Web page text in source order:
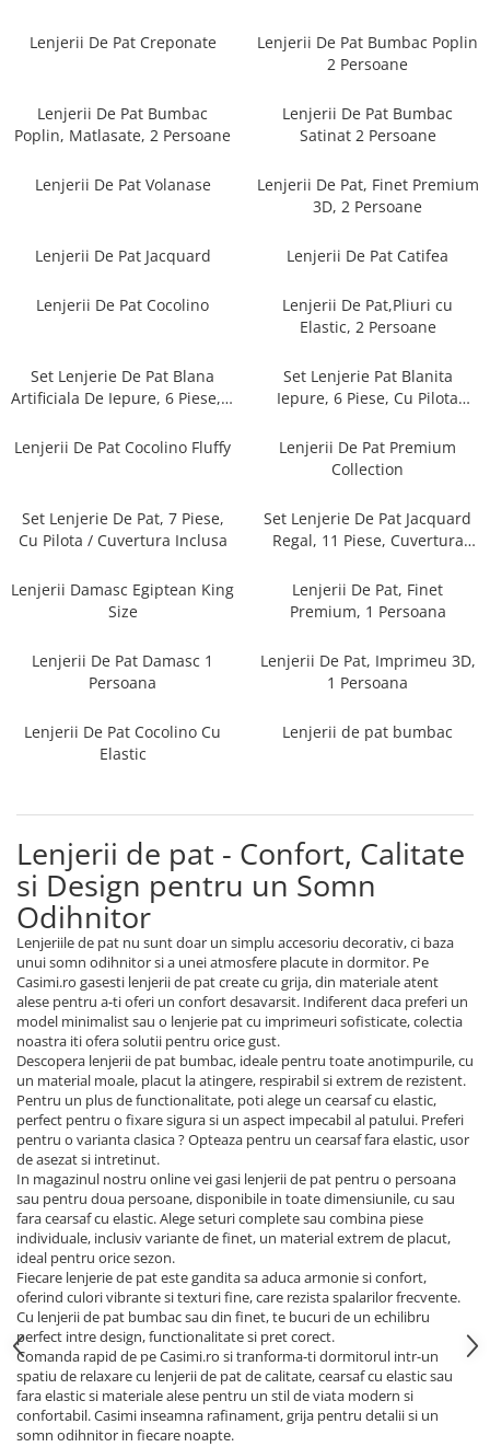
Cearceaf normal
Lenjerii De Pat Bumbac Poplin 2
Persoane
Matlasate, 2 Persoane
Lenjerii De Pat Volanase
Lenjerii De Pat, Finet Premium 3D,
Lenjerii De Pat Catifea
Set Lenjerie De Pat Blana
Set Lenjerie Pat Blanita Iepure, 6
Piese, Cu Pilota Inclusa
Set Lenjerie De Pat, 7 Piese, Cu
Set Lenjerie De Pat Jacquard Regal,
11 Piese, Cuvertura Inclusa
Lenjerii De Pat, Finet Premium, 1
Lenjerii De Pat, Imprimeu 3D, 1
Persoana
Lenjerii De Pat Creponate
Lenjerii De Pat Bumbac Poplin
2 Persoane
Lenjerii De Pat Bumbac
Poplin, Matlasate, 2 Persoane
Lenjerii De Pat Bumbac
Satinat 2 Persoane
Lenjerii De Pat Volanase
Lenjerii De Pat, Finet Premium
3D, 2 Persoane
Lenjerii De Pat Jacquard Lenjerii De Pat Catifea
Lenjerii De Pat Cocolino
Lenjerii De Pat,Pliuri cu
Elastic, 2 Persoane
Set Lenjerie De Pat Blana
Artificiala De Iepure, 6 Piese, 2
Set Lenjerie Pat Blanita
Iepure, 6 Piese, Cu Pilota
Lenjerii De Pat Cocolino Fluffy
Lenjerii De Pat Premium
Collection
Set Lenjerie De Pat, 7 Piese,
Cu Pilota / Cuvertura Inclusa
Set Lenjerie De Pat Jacquard
Regal, 11 Piese, Cuvertura
Lenjerii Damasc Egiptean King
Size
Lenjerii De Pat, Finet
Premium, 1 Persoana
Lenjerii De Pat Damasc 1
Persoana
Lenjerii De Pat, Imprimeu 3D,
1 Persoana
Lenjerii De Pat Cocolino Cu
Elastic
Lenjerii de pat bumbac
Lenjerii de pat - Confort, Calitate
si Design pentru un Somn
Odihnitor
Lenjeriile de pat nu sunt doar un simplu accesoriu decorativ, ci baza
unui somn odihnitor si a unei atmosfere placute in dormitor. Pe
Casimi.ro gasesti lenjerii de pat create cu grija, din materiale atent
alese pentru a-ti oferi un confort desavarsit. Indiferent daca preferi un
model minimalist sau o lenjerie pat cu imprimeuri sofisticate, colectia
noastra iti ofera solutii pentru orice gust.
Descopera lenjerii de pat bumbac, ideale pentru toate anotimpurile, cu
un material moale, placut la atingere, respirabil si extrem de rezistent.
Pentru un plus de functionalitate, poti alege un cearsaf cu elastic,
perfect pentru o fixare sigura si un aspect impecabil al patului. Preferi
pentru o varianta clasica ? Opteaza pentru un cearsaf fara elastic, usor
de asezat si intretinut.
In magazinul nostru online vei gasi lenjerii de pat pentru o persoana
sau pentru doua persoane, disponibile in toate dimensiunile, cu sau
fara cearsaf cu elastic. Alege seturi complete sau combina piese
individuale, inclusiv variante de finet, un material extrem de placut,
ideal pentru orice sezon.
Fiecare lenjerie de pat este gandita sa aduca armonie si confort,
oferind culori vibrante si texturi fine, care rezista spalarilor frecvente.
Cu lenjerii de pat bumbac sau din finet, te bucuri de un echilibru
perfect intre design, functionalitate si pret corect.
Comanda rapid de pe Casimi.ro si tranforma-ti dormitorul intr-un
spatiu de relaxare cu lenjerii de pat de calitate, cearsaf cu elastic sau
fara elastic si materiale alese pentru un stil de viata modern si
confortabil. Casimi inseamna rafinament, grija pentru detalii si un
somn odihnitor in fiecare noapte.